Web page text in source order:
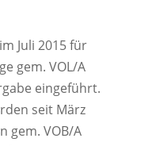
Juli 2015 für
gem. VOL/A
eingeführt.
seit März
gem. VOB/A